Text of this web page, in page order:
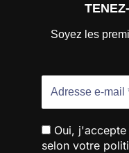
Soyez les
Oui,
selon votre